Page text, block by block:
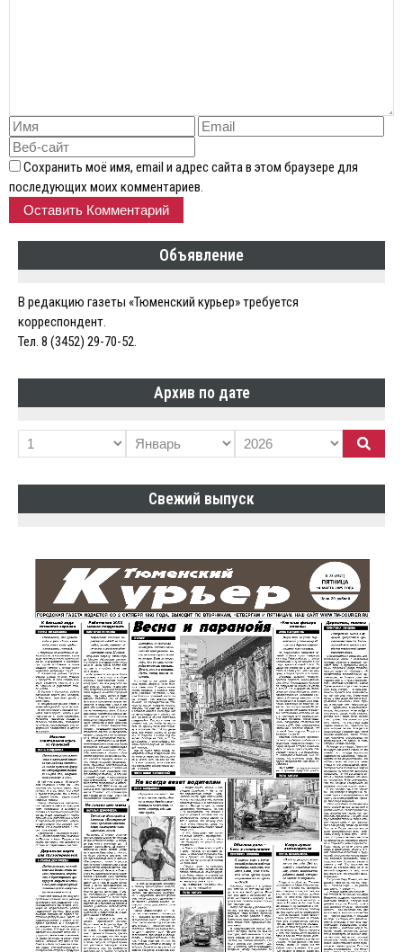
Сохранить моё имя, email и адрес сайта в этом браузере для
последующих моих комментариев.
Объявление
В редакцию газеты «Тюменский курьер» требуется
корреспондент.
Тел. 8 (3452) 29-70-52.
Архив по дате
Свежий выпуск